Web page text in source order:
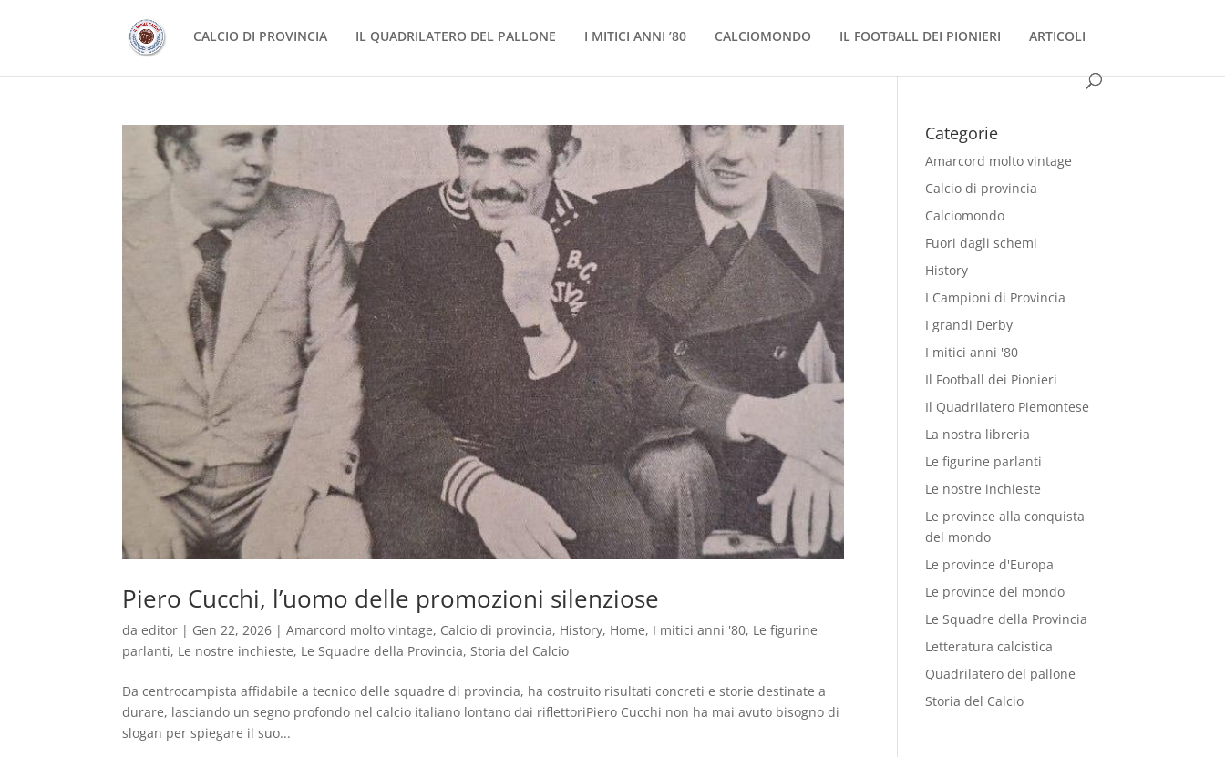
CALCIO DI PROVINCIA IL QUADRILATERO DEL PALLONE I MITICI ANNI ’80 CALCIOMONDO IL FOOTBALL DEI PIONIERI ARTICOLI
Piero Cucchi, l’uomo delle promozioni silenziose
daeditor | Gen 22, 2026 |Amarcord molto vintage, Calcio di provincia, History, Home, I mitici anni '80, Le figurine
parlanti, Le nostre inchieste, Le Squadre della Provincia,Storia del Calcio
Da centrocampista affidabile a tecnico delle squadre di provincia, ha costruito risultati concreti e storie destinate a
durare, lasciando un segno profondo nel calcio italiano lontano dai riflettoriPiero Cucchi non ha mai avuto bisogno di
slogan per spiegare il suo...
Categorie
Amarcord molto vintage
Calcio di provincia
Calciomondo
Fuori dagli schemi
History
I Campioni di Provincia
I grandi Derby
I mitici anni '80
Il Football dei Pionieri
Il Quadrilatero Piemontese
La nostra libreria
Le figurine parlanti
Le nostre inchieste
Le province alla conquista
del mondo
Le province d'Europa
Le province del mondo
Le Squadre della Provincia
Letteratura calcistica
Quadrilatero del pallone
Storia del Calcio